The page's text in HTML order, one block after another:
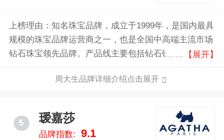
上榜理由：知名珠宝品牌，成立于1999年，是国内最具
规模的珠宝品牌运营商之一，也是全国中高端主流市场
钻石珠宝领先品牌。产品线主要包括钻石镶嵌首饰、素
准地定位消费人群。
【展开】
周大生品牌详细介绍点击展开
5 瑷嘉莎
品牌指数: 9.1